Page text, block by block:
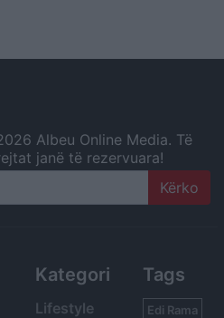
Albeu Online Media. Të
janë të rezervuara!
Kategori
Lifestyle
Tags
Edi Rama